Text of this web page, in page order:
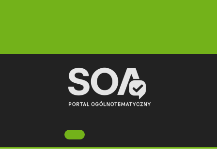
Open